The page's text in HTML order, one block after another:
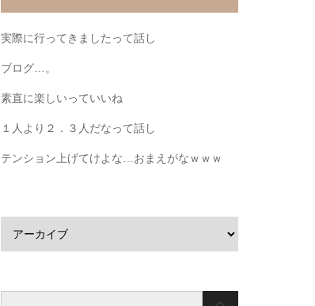
実際に行ってきましたって話し
ブログ…。
素直に楽しいっていいね
１人より２．３人だなって話し
テンション上げてけよな…おまえがなｗｗｗ